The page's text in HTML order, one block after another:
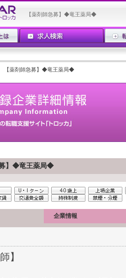
【薬剤師急募】◆竜王薬局◆
【薬剤師急募】◆竜王薬局◆
募】◆竜王薬局◆
企業情報
】